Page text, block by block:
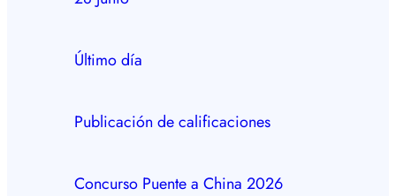
Último día
Publicación de calificaciones
Concurso Puente a China 2026